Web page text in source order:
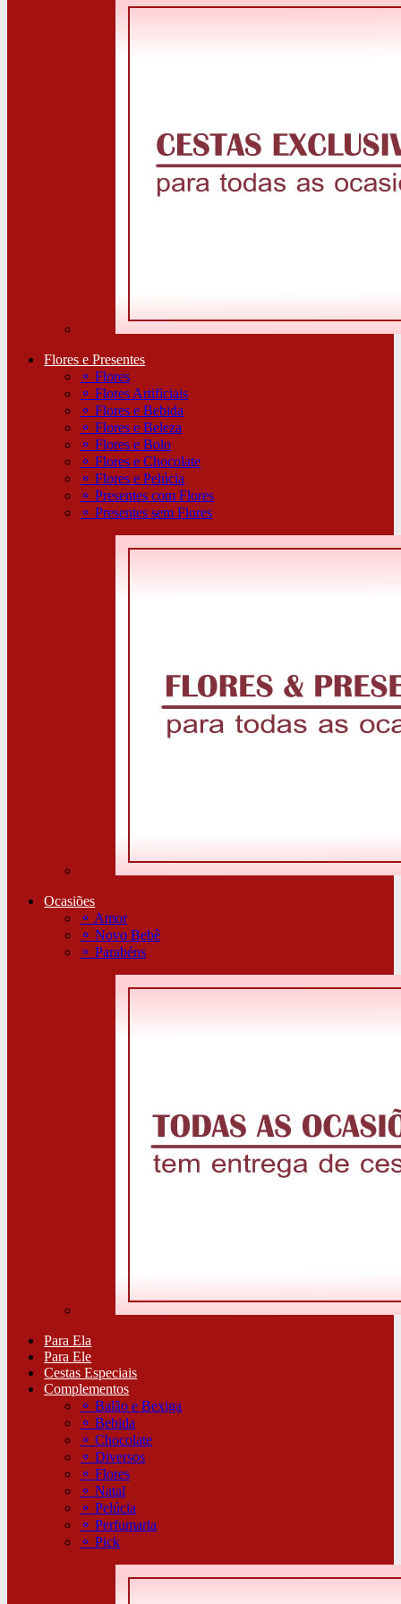
Flores e Presentes
⚬Flores
⚬Flores Artificiais
⚬Flores e Bebida
⚬Flores e Beleza
⚬Flores e Bolo
⚬Flores e Chocolate
⚬Flores e Pelúcia
⚬Presentes com Flores
⚬Presentes sem Flores
Ocasiões
⚬ Amor
⚬Novo Bebê
⚬Parabéns
Para Ela
Para Ele
Cestas Especiais
Complementos
⚬Balão e Bexiga
⚬Bebida
⚬Chocolate
⚬Diversos
⚬Flores
⚬Natal
⚬Pelúcia
⚬Perfumaria
⚬Pick